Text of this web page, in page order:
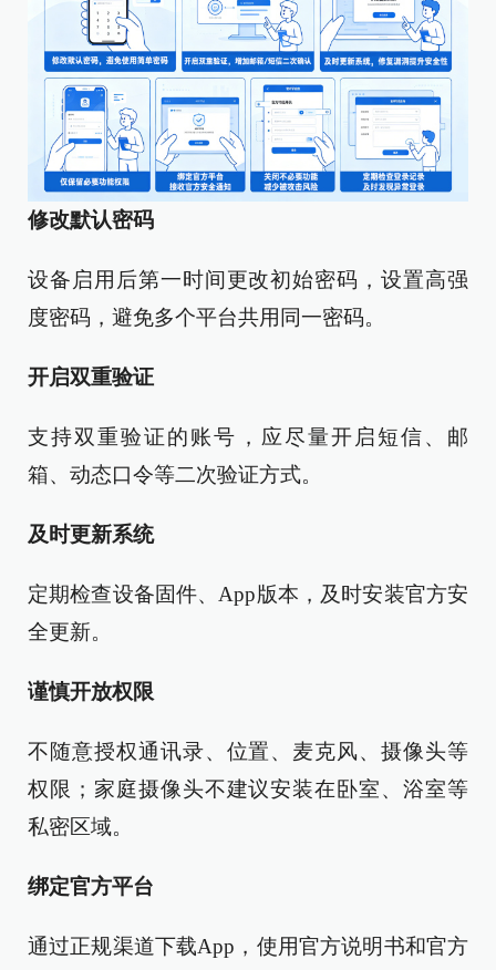
修改默认密码
设备启用后第一时间更改初始密码，设置高强
度密码，避免多个平台共用同一密码。
开启双重验证
支持双重验证的账号，应尽量开启短信、邮
箱、动态口令等二次验证方式。
及时更新系统
定期检查设备固件、App版本，及时安装官方安
全更新。
谨慎开放权限
不随意授权通讯录、位置、麦克风、摄像头等
权限；家庭摄像头不建议安装在卧室、浴室等
私密区域。
绑定官方平台
通过正规渠道下载App，使用官方说明书和官方